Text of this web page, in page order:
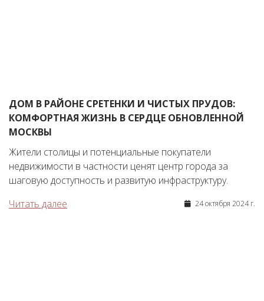
ДОМ В РАЙОНЕ СРЕТЕНКИ И ЧИСТЫХ ПРУДОВ:
КОМФОРТНАЯ ЖИЗНЬ В СЕРДЦЕ ОБНОВЛЕННОЙ
МОСКВЫ
Жители столицы и потенциальные покупатели
недвижимости в частности ценят центр города за
шаговую доступность и развитую инфраструктуру.
Читать далее
24 октября 2024 г.